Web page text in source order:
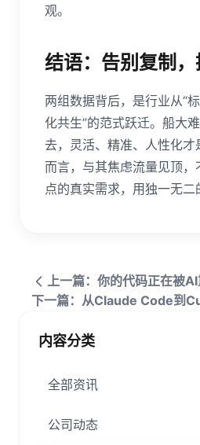
观。
结语：告别复制
两组数据背后，是行业从“
化共生”的范式跃迁。船大
去，灵活、精准、人性化才
而言，与其焦虑流量见顶，
点的真实需求，用独一无二
上一篇：你的代码正在被AI
内容分类
全部资讯
公司动态